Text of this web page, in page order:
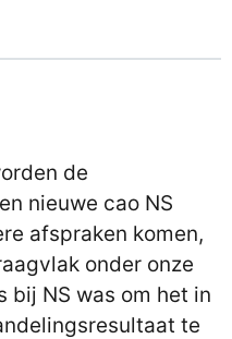
de
nieuwe cao NS
afspraken komen,
onder onze
bij NS was om het in
te